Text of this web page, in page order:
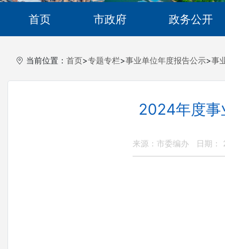
首页 市政府 政务公开
当前位置： 首页>专题专栏>事业单位年度报告公示>事
2024年度事
来源：市委编办 日期